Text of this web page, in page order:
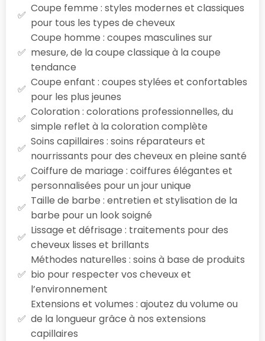
Coupe femme : styles modernes et classiques
pour tous les types de cheveux
Coupe homme : coupes masculines sur
mesure, de la coupe classique à la coupe
tendance
Coupe enfant : coupes stylées et confortables
pour les plus jeunes
Coloration : colorations professionnelles, du
simple reflet à la coloration complète
Soins capillaires : soins réparateurs et
nourrissants pour des cheveux en pleine santé
Coiffure de mariage : coiffures élégantes et
personnalisées pour un jour unique
Taille de barbe : entretien et stylisation de la
barbe pour un look soigné
Lissage et défrisage : traitements pour des
cheveux lisses et brillants
Méthodes naturelles : soins à base de produits
bio pour respecter vos cheveux et
l’environnement
Extensions et volumes : ajoutez du volume ou
de la longueur grâce à nos extensions
capillaires